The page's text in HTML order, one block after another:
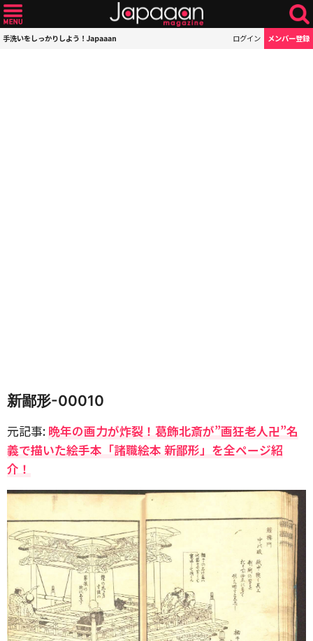
手洗いをしっかりしよう！Japaaan ログイン メンバー登録
新鄙形-00010
元記事: 晩年の画力が炸裂！葛飾北斎が”画狂老人卍”名
義で描いた絵手本「諸職絵本 新鄙形」を全ページ紹
介！